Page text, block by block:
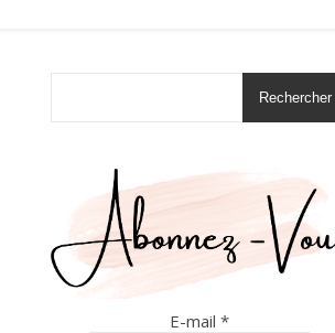
Rechercher
E-mail *